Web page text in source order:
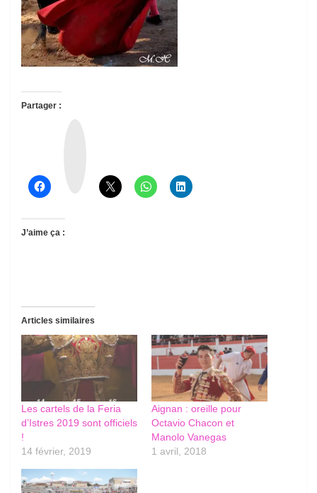
Partager :
J’aime ça :
Articles similaires
Les cartels de la Feria
d’Istres 2019 sont officiels
!
14 février, 2019
Aignan : oreille pour
Octavio Chacon et
Manolo Vanegas
1 avril, 2018